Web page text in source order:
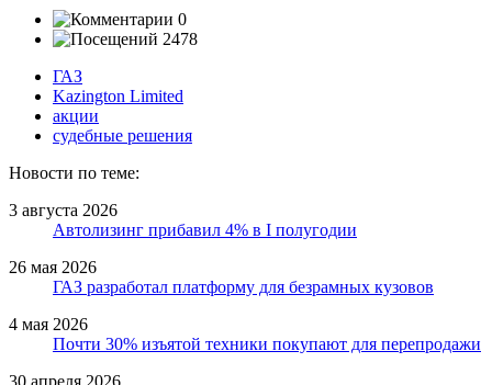
0
2478
ГАЗ
Kazington Limited
акции
судебные решения
Новости по теме:
3 августа 2026
Автолизинг прибавил 4% в I полугодии
26 мая 2026
ГАЗ разработал платформу для безрамных кузовов
4 мая 2026
Почти 30% изъятой техники покупают для перепродажи
30 апреля 2026